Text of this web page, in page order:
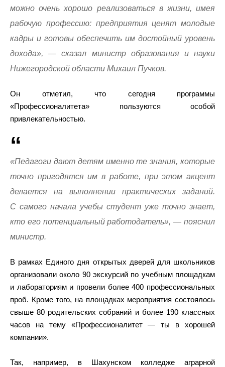
можно очень хорошо реализоваться в жизни, имея
рабочую профессию: предприятия ценят молодые
кадры и готовы обеспечить им достойный уровень
дохода», — сказал министр образования и науки
Нижегородской области Михаил Пучков.
Он отметил, что сегодня программы
«Профессионалитета» пользуются особой
привлекательностью.
«Педагоги дают детям именно те знания, которые
точно пригодятся им в работе, при этом акцент
делается на выполнении практических заданий.
С самого начала учебы студент уже точно знает,
кто его потенциальный работодатель», — пояснил
министр.
В рамках Единого дня открытых дверей для школьников
организовали около 90 экскурсий по учебным площадкам
и лабораториям и провели более 400 профессиональных
проб. Кроме того, на площадках мероприятия состоялось
свыше 80 родительских собраний и более 190 классных
часов на тему «Профессионалитет — ты в хорошей
компании».
Так, например, в Шахунском колледже аграрной